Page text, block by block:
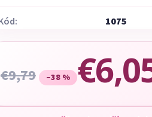
1075
€9,79 –38 %